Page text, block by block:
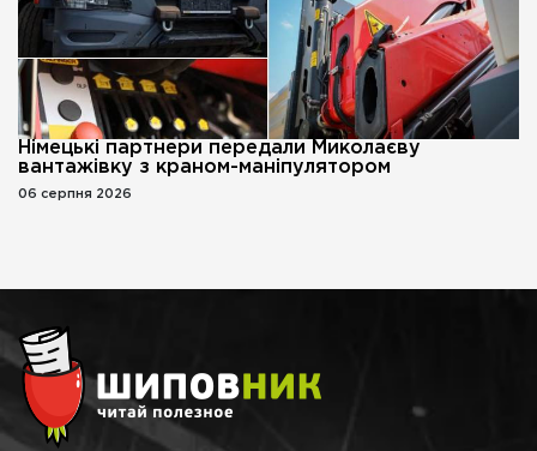
Німецькі партнери передали Миколаєву
вантажівку з краном-маніпулятором
06 серпня 2026